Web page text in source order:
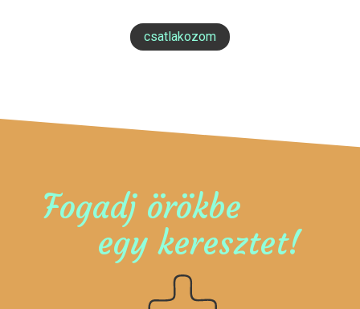
csatlakozom
Fogadj örökbe
egy keresztet!